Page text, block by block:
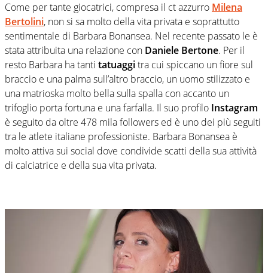
Come per tante giocatrici, compresa il ct azzurro Milena
Bertolini, non si sa molto della vita privata e soprattutto
sentimentale di Barbara Bonansea. Nel recente passato le è
stata attribuita una relazione con Daniele Bertone. Per il
resto Barbara ha tanti tatuaggitra cui spiccano un fiore sul
braccio e una palma sull’altro braccio, un uomo stilizzato e
una matrioska molto bella sulla spalla con accanto un
trifoglio porta fortuna e una farfalla. Il suo profilo Instagram
è seguito da oltre 478 mila followers ed è uno dei più seguiti
tra le atlete italiane professioniste. Barbara Bonansea è
molto attiva sui social dove condivide scatti della sua attività
di calciatrice e della sua vita privata.